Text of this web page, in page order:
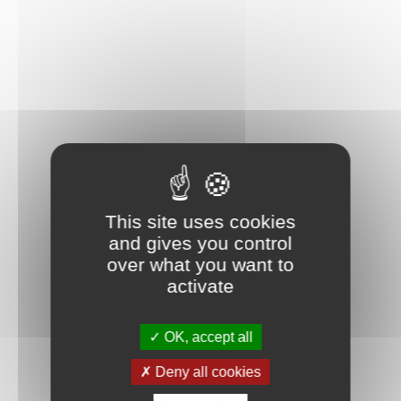
modèle LEGO Ideas ǀ Disney Pixar Luxo Jr. à collectionner
est entièrement articulé pour recréer les mouvements de
saut et de rotation du personnage
Balle Disney Pixar à construire – La balle Pixar contient
des surprises cachées faisant référence aux célèbres
films Disney Pixar Là-haut, Les Indestructibles,
Ratatouille, Monstres et Cie, Toy Story et Nemo
arrondies opposées sur la balle Pixar pour créer une base
sur laquelle Luxo Jr. peut se tenir, comme s'il la dégonflait
Idée cadeau pleine de nostalgie pour les hommes, les
femmes et tous les fans de Disney Pixar – Faites-vous
This site uses cookies
and gives you control
over what you want to
activate
OK, accept all
Deny all cookies